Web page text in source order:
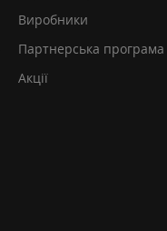
Виробники
Партнерська програма
Акції